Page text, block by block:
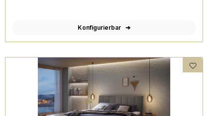
Konfigurierbar